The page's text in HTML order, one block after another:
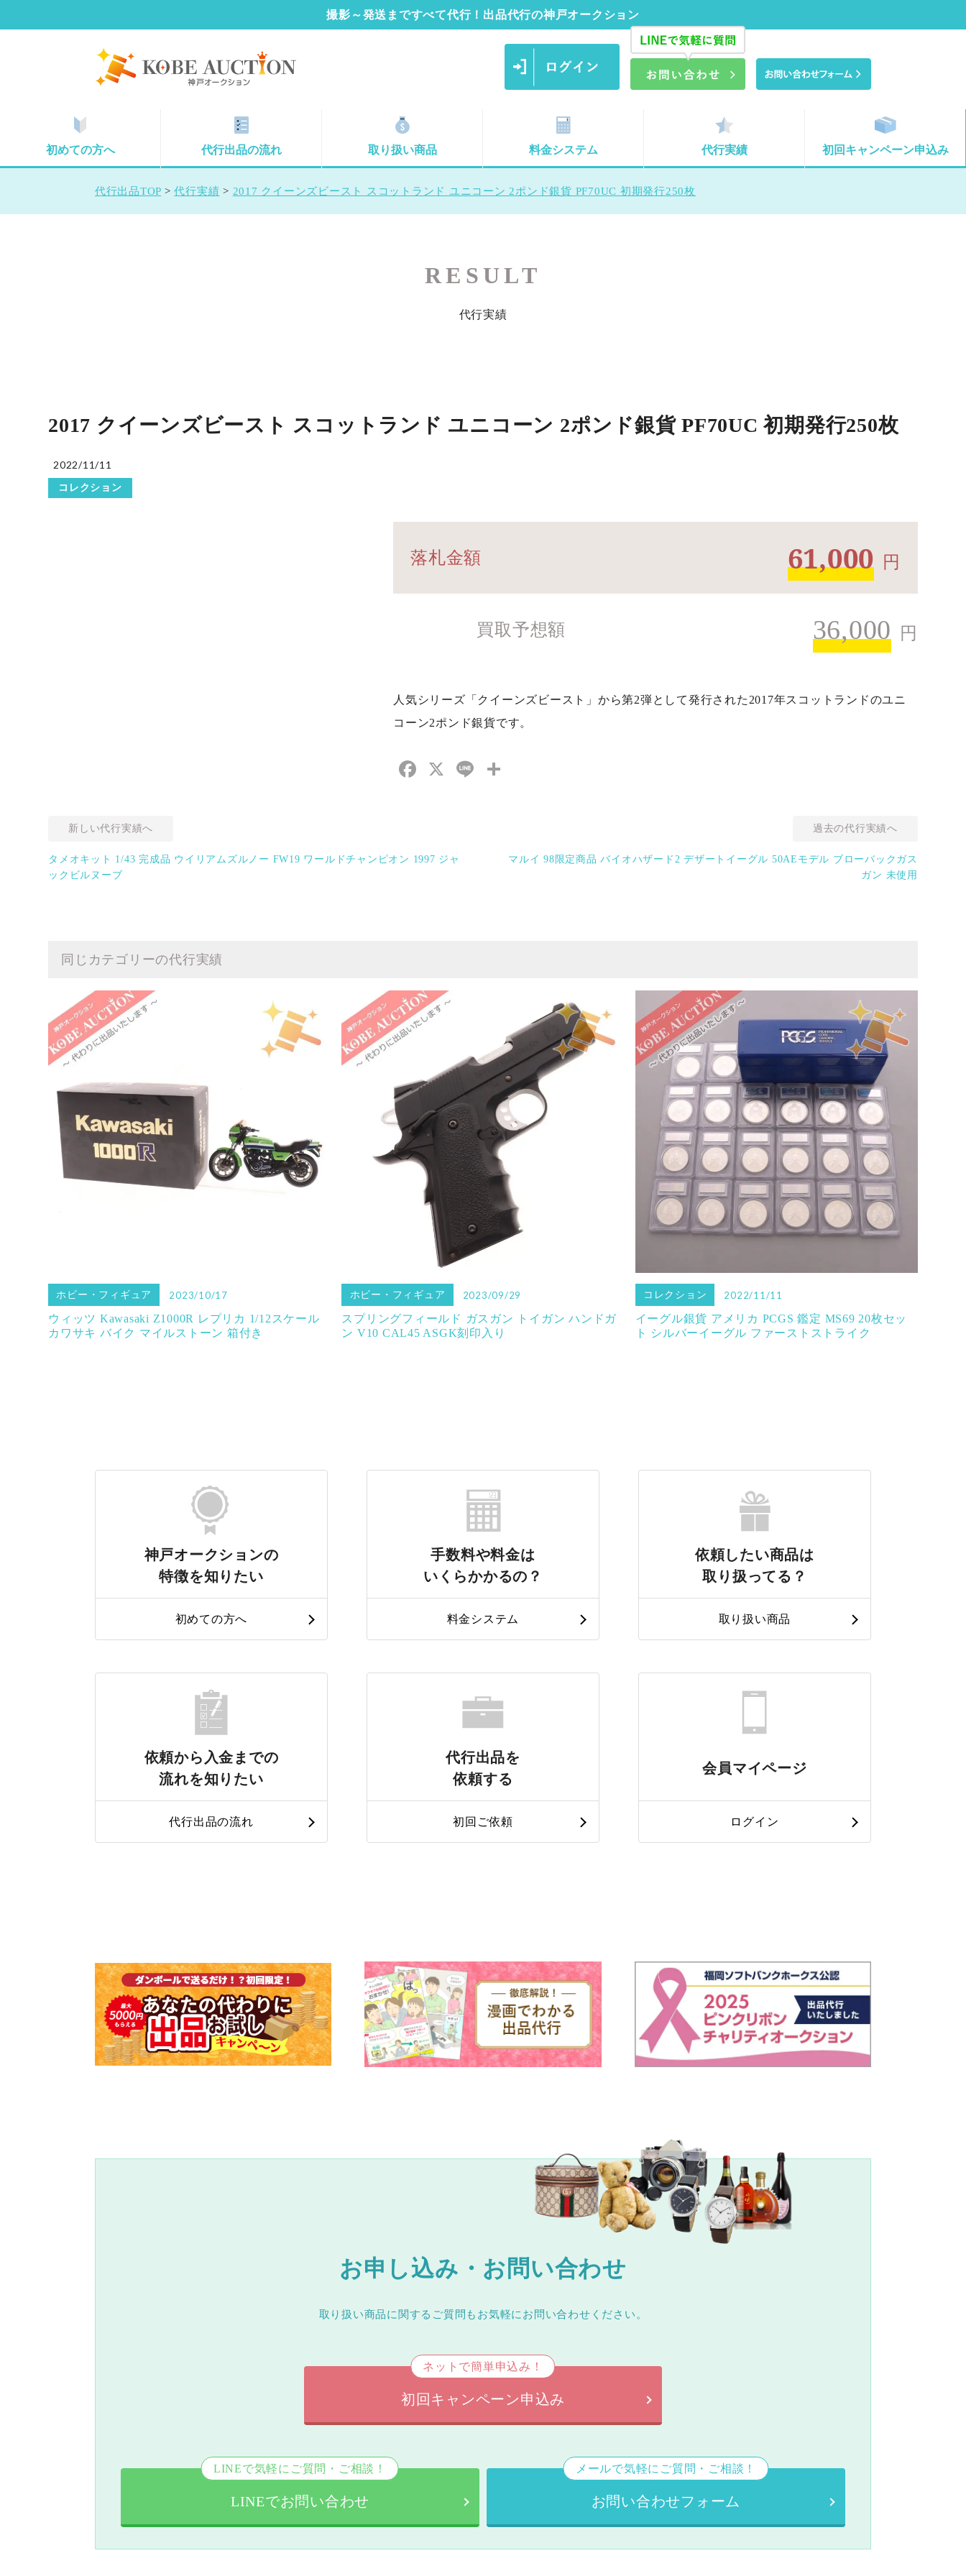
撮影～発送まですべて代行！出品代行の神戸オークション
初めての方へ 代行出品の流れ 取り扱い商品 料金システム 代行実績 初回キャンペーン申込み
代行出品TOP >代行実績 > 2017 クイーンズビースト スコットランド ユニコーン 2ポンド銀貨 PF70UC 初期発行250枚
RESULT
代行実績
2017 クイーンズビースト スコットランド ユニコーン 2ポンド銀貨 PF70UC 初期発行250枚
2022/11/11
コレクション
落札金額 61,000 円
買取予想額 36,000 円
人気シリーズ「クイーンズビースト」から第2弾として発行された2017年スコットランドのユニ
コーン2ポンド銀貨です。
Facebook
X Line
新しい代行実績へ
タメオキット 1/43 完成品 ウイリアムズルノー FW19 ワールドチャンピオン 1997 ジャ
ックビルヌーブ
過去の代行実績へ
マルイ 98限定商品 バイオハザード2 デザートイーグル 50AEモデル ブローバックガス
ガン 未使用
同じカテゴリーの代行実績
ホビー・フィギュア 2023/10/17
ウィッツ Kawasaki Z1000R レプリカ 1/12スケール
カワサキ バイク マイルストーン 箱付き
ホビー・フィギュア 2023/09/29
スプリングフィールド ガスガン トイガン ハンドガ
ン V10 CAL45 ASGK刻印入り
コレクション 2022/11/11
イーグル銀貨 アメリカ PCGS 鑑定 MS69 20枚セッ
ト シルバーイーグル ファーストストライク
神戸オークションの
特徴を知りたい
初めての方へ
手数料や料金は
いくらかかるの？
料金システム
依頼したい商品は
取り扱ってる？
取り扱い商品
依頼から入金までの
流れを知りたい
代行出品の流れ
代行出品を
依頼する
初回ご依頼
会員マイページ
ログイン
お申し込み・お問い合わせ
取り扱い商品に関するご質問もお気軽にお問い合わせください。
ネットで簡単申込み！
初回キャンペーン申込み
LINEで気軽にご質問・ご相談！
LINEでお問い合わせ
メールで気軽にご質問・ご相談！
お問い合わせフォーム